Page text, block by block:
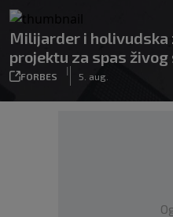
Milijarder i holivudska
projektu za spas
FORBES
|
5. aug.